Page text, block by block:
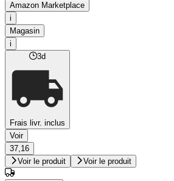
Amazon Marketplace
i
Magasin
i
3d
Frais livr. inclus
Voir
37,16
Voir le produit
Voir le produit